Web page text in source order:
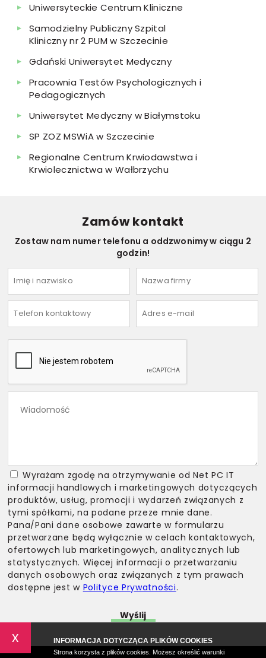
Uniwersyteckie Centrum Kliniczne
Samodzielny Publiczny Szpital
Kliniczny nr 2 PUM w Szczecinie
Gdański Uniwersytet Medyczny
Pracownia Testów Psychologicznych i
Pedagogicznych
Uniwersytet Medyczny w Białymstoku
SP ZOZ MSWiA w Szczecinie
Regionalne Centrum Krwiodawstwa i
Krwiolecznictwa w Wałbrzychu
Zamów kontakt
Zostaw nam numer telefonu a oddzwonimy w ciągu 2
godzin!
Wyrażam zgodę na otrzymywanie od Net PC IT
informacji handlowych i marketingowych dotyczących
produktów, usług, promocji i wydarzeń związanych z
tymi spółkami, na podane przeze mnie dane.
Pana/Pani dane osobowe zawarte w formularzu
przetwarzane będą wyłącznie w celach kontaktowych,
ofertowych lub marketingowych, analitycznych lub
statystycznych. Więcej informacji o przetwarzaniu
danych osobowych oraz związanych z tym prawach
dostępne jest w Polityce Prywatności.
x INFORMACJA DOTYCZĄCA PLIKÓW COOKIES
Strona korzysta z plików cookies. Możesz określić warunki